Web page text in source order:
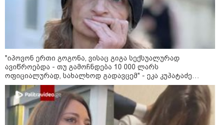
მიმდინარეობს
20:58 / 07-08-2026
"იპოვონ ერთი გოგონა, ვისაც
გიგა სექსუალურად ავიწროებდა
- თუ გამოჩნდება ასეთი
გოგონა, 10 000 ლარს
ოფიციალურად, სახალხოდ
გადავცემ" - გიგა ავალიანის
დედა განცხადებას ავრცელებს
18:21 / 07-08-2026
"იპოვონ ერთი გოგონა, ვისაც გიგა სექსუალურად
ავიწროებდა - თუ გამოჩნდება 10 000 ლარს
ოფიციალურად, სახალხოდ გადავცემ" - ეკა კუპატაძე
განცხადებას ავრცელებს